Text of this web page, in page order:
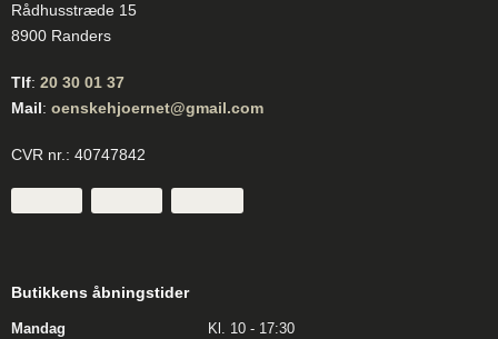
Rådhusstræde 15
8900 Randers
Tlf: 20 30 01 37
Mail: oenskehjoernet@gmail.com
CVR nr.: 40747842
Butikkens åbningstider
Mandag
Kl. 10 - 17:30